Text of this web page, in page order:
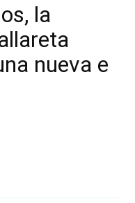
la
nueva e